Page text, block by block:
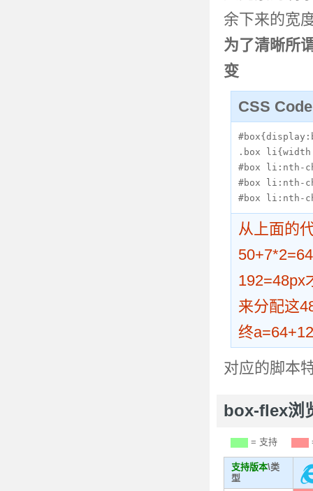
余下来的宽
为了清晰所
变
CSS
.box
#box li:nth-
#box li:nth-
#box li:nth-
从上面的
192=48px
来分配这
终
对应的脚本
box-flex浏
= 支持
支持版本\类
型